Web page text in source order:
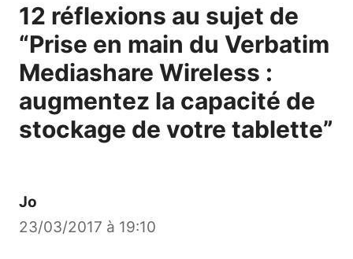
12 réflexions au sujet de
“Prise en main du Verbatim
Mediashare Wireless :
augmentez la capacité de
stockage de votre tablette”
Jo
23/03/2017 à 19:10